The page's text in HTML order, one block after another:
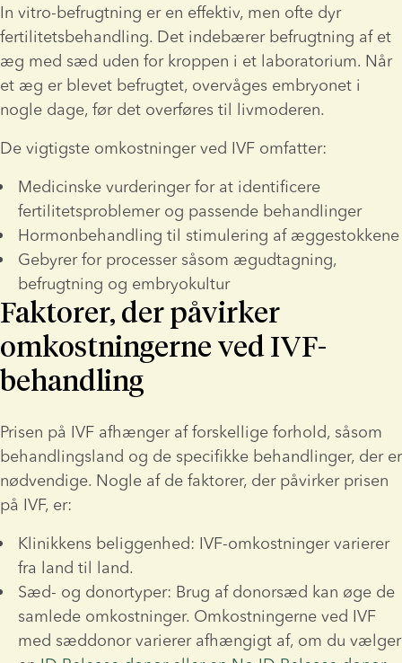
In vitro-befrugtning er en effektiv, men ofte dyr
fertilitetsbehandling. Det indebærer befrugtning af et
æg med sæd uden for kroppen i et laboratorium. Når
et æg er blevet befrugtet, overvåges embryonet i
nogle dage, før det overføres til livmoderen.
De vigtigste omkostninger ved IVF omfatter:
Medicinske vurderinger for at identificere
fertilitetsproblemer og passende behandlinger
Hormonbehandling til stimulering af æggestokkene
Gebyrer for processer såsom ægudtagning,
befrugtning og embryokultur
Faktorer, der påvirker
omkostningerne ved IVF-
behandling
Prisen på IVF afhænger af forskellige forhold, såsom
behandlingsland og de specifikke behandlinger, der er
nødvendige. Nogle af de faktorer, der påvirker prisen
på IVF, er:
Klinikkens beliggenhed: IVF-omkostninger varierer
fra land til land.
Sæd- og donortyper: Brug af donorsæd kan øge de
samlede omkostninger. Omkostningerne ved IVF
med sæddonor varierer afhængigt af, om du vælger